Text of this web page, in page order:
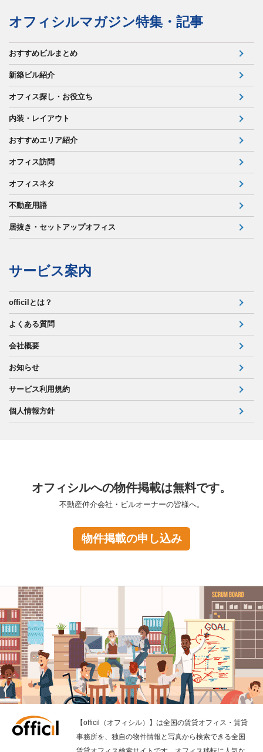
オフィシルマガジン特集・記事
おすすめビルまとめ
新築ビル紹介
オフィス探し・お役立ち
内装・レイアウト
おすすめエリア紹介
オフィス訪問
オフィスネタ
不動産用語
居抜き・セットアップオフィス
サービス案内
officilとは？
よくある質問
会社概要
お知らせ
サービス利用規約
個人情報方針
オフィシルへの物件掲載は無料です。
不動産仲介会社・ビルオーナーの皆様へ。
物件掲載の申し込み
【officil（オフィシル）】は全国の賃貸オフィス・賃貸
事務所を、独自の物件情報と写真から検索できる全国